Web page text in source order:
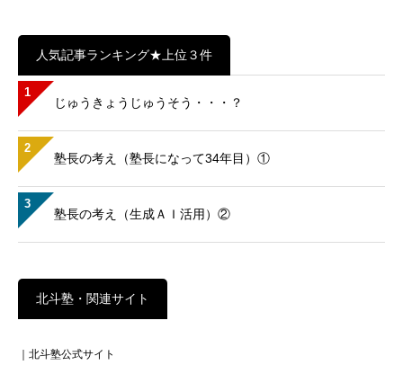
人気記事ランキング★上位３件
1
じゅうきょうじゅうそう・・・？
2
塾長の考え（塾長になって34年目）①
3
塾長の考え（生成ＡＩ活用）②
北斗塾・関連サイト
｜北斗塾公式サイト